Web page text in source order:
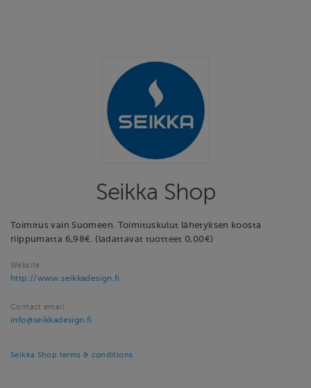
Seikka Shop
Toimitus vain Suomeen. Toimituskulut lähetyksen koosta
riippumatta 6,98€. (ladattavat tuotteet 0,00€)
Website
http://www.seikkadesign.fi
Contact email
info@seikkadesign.fi
Seikka Shop terms & conditions